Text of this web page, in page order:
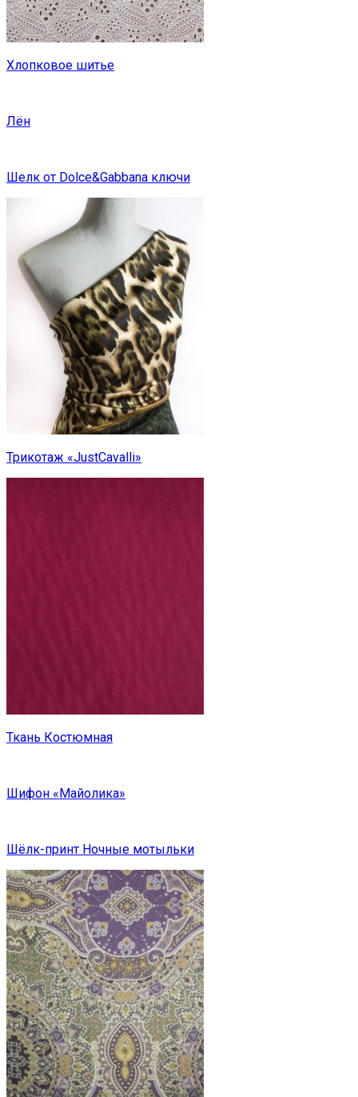
Хлопковое шитье
Лён
Шелк от Dolce&Gabbana ключи
Трикотаж «JustCavalli»
Ткань Костюмная
Шифон «Майолика»
Шёлк-принт Ночные мотыльки